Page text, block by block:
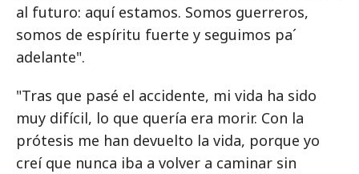
al futuro: aquí estamos. Somos guerreros,
somos de espíritu fuerte y seguimos pa´
adelante".
"Tras que pasé el accidente, mi vida ha sido
muy difícil, lo que quería era morir. Con la
prótesis me han devuelto la vida, porque yo
creí que nunca iba a volver a caminar sin